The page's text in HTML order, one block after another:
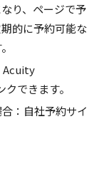
り、ページで予
的に予約可能な
Acuity
できます。
：自社予約サイ